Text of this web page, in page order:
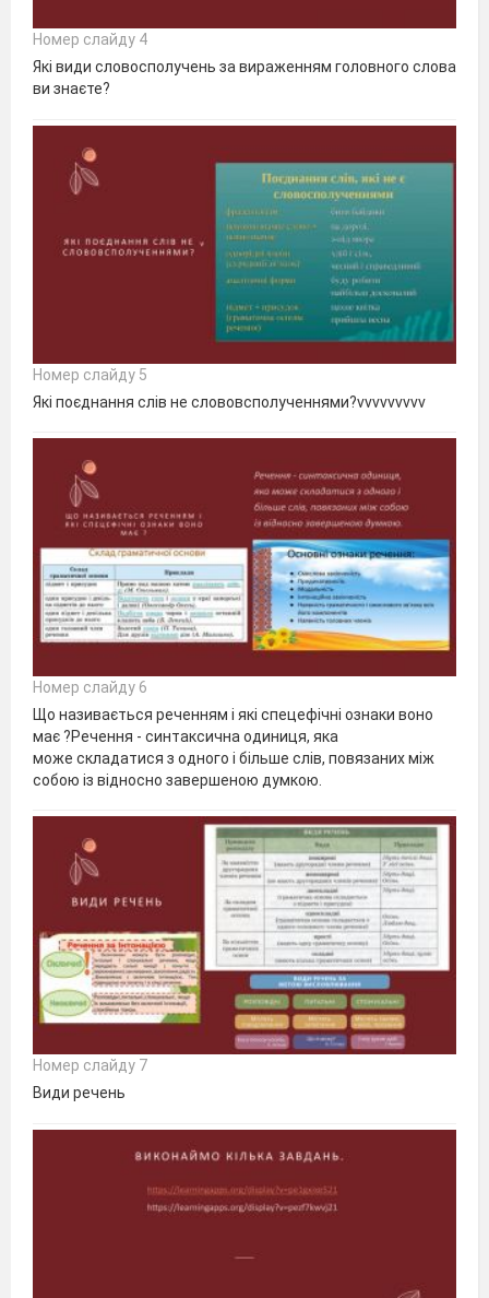
Номер слайду 4
Які види словосполучень за вираженням головного слова
ви знаєте?
Номер слайду 5
Які поєднання слів не слововсполученнями?vvvvvvvvv
Номер слайду 6
Що називається реченням і які спецефічні ознаки воно
має ?Речення - синтаксична одиниця, яка
може складатися з одного і більше слів, повязаних між
собою із відносно завершеною думкою.
Номер слайду 7
Види речень